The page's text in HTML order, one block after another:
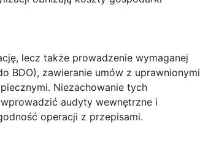
lecz także prowadzenie wymaganej
BDO), zawieranie umów z uprawnionymi
Niezachowanie tych
audyty wewnętrzne i
operacji z przepisami.